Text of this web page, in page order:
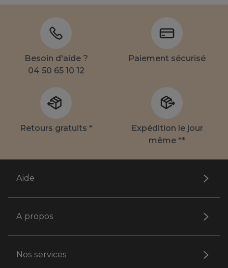
Besoin d'aide ?
04 50 65 10 12
Paiement sécurisé
Retours gratuits *
Expédition le jour
même **
Aide
A propos
Nos services